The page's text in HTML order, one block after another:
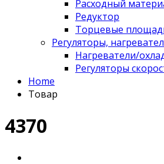
Расходный
Редуктор
Торцевые
Регуляторы,
Нагреватели/
Регуляторы
Home
Товар
4370